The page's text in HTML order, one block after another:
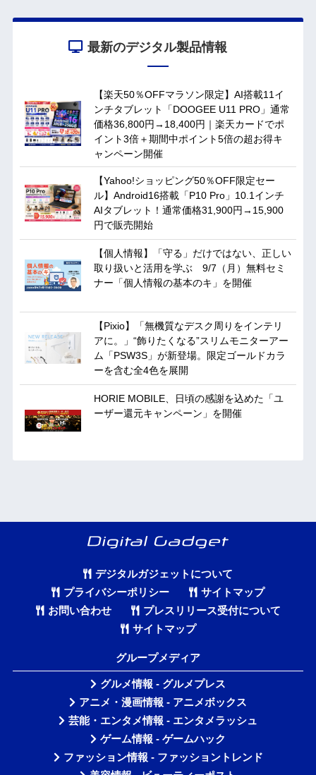
最新のデジタル製品情報
【楽天50％OFFマラソン限定】AI搭載11イ
ンチタブレット「DOOGEE U11 PRO」通常
価格36,800円→18,400円｜楽天カードでポ
イント3倍＋期間中ポイント5倍の超お得キ
ャンペーン開催
【Yahoo!ショッピング50％OFF限定セー
ル】Android16搭載「P10 Pro」10.1インチ
AIタブレット！通常価格31,900円→15,900
円で販売開始
【個人情報】「守る」だけではない、正しい
取り扱いと活用を学ぶ 9/7（月）無料セミ
ナー「個人情報の基本のキ」を開催
【Pixio】「無機質なデスク周りをインテリ
アに。」“飾りたくなる”スリムモニターアー
ム「PSW3S」が新登場。限定ゴールドカラ
ーを含む全4色を展開
HORIE MOBILE、日頃の感謝を込めた「ユ
ーザー還元キャンペーン」を開催
デジタルガジェットについて
プライバシーポリシー
サイトマップ
お問い合わせ
プレスリリース受付について
サイトマップ
グループメディア
グルメ情報 - グルメプレス
アニメ・漫画情報 - アニメボックス
芸能・エンタメ情報 - エンタメラッシュ
ゲーム情報 - ゲームハック
ファッション情報 - ファッショントレンド